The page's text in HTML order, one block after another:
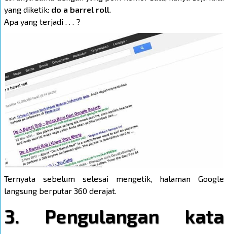
yang diketik: do a barrel roll.
Apa yang terjadi . . . ?
Ternyata sebelum selesai mengetik, halaman Google
langsung berputar 360 derajat.
3. Pengulangan kata